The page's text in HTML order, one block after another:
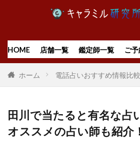
HOME 店舗一覧 鑑定師一覧 ご
ホーム 電話占いおすすめ情報比
田川で当たると有名な占
オススメの占い師も紹介！